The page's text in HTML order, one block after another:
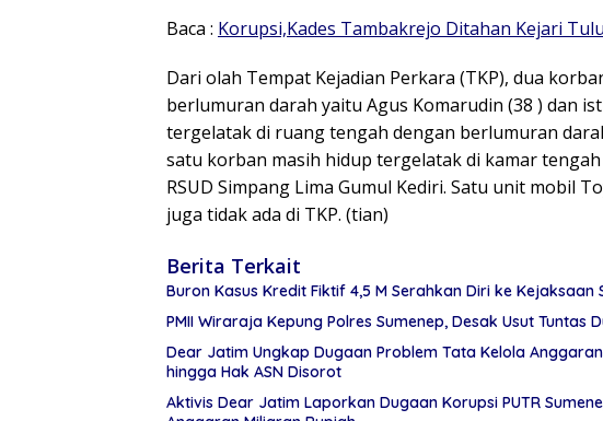
Baca : Korupsi,Kades Tambakrejo Ditahan Kejari
Dari olah Tempat Kejadian Perkara (TKP), dua
berlumuran darah yaitu Agus Komarudin (38 ) dan
tergelatak di ruang tengah dengan berlumuran
satu korban masih hidup tergelatak di kamar
RSUD Simpang Lima Gumul Kediri. Satu unit mobil
juga tidak ada di TKP. (tian)
Berita Terkait
Buron Kasus Kredit Fiktif 4,5 M Serahkan Diri ke Kejaksaan
PMII Wiraraja Kepung Polres Sumenep, Desak Usut Tuntas
Dear Jatim Ungkap Dugaan Problem Tata Kelola
hingga Hak ASN Disorot
Aktivis Dear Jatim Laporkan Dugaan Korupsi PUTR